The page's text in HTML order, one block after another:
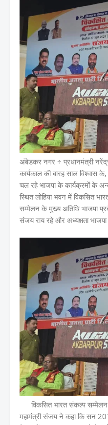
अंबेडकर नगर ÷ प्रधानमंत्री
कार्यकाल की बारह साल
चल रहे भाजपा के कार्यक्रमों के
स्थित लोहिया भवन में विकसित
सम्मेलन के मुख्य अतिथि भाजपा
संजय राय रहे और अध्यक्षता भाजपा
विकसित भारत संकल्प सम्मेलन
महामंत्री संजय ने कहा कि सन